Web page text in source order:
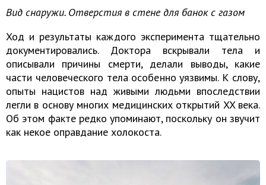
Вид снаружи. Отверстия в стене для банок с газом
Ход и результаты каждого эксперимента тщательно
документировались. Доктора вскрывали тела и
описывали причины смерти, делали выводы, какие
части человеческого тела особенно уязвимы. К слову,
опыты нацистов над живыми людьми впоследствии
легли в основу многих медицинских открытий XX века.
Об этом факте редко упоминают, поскольку он звучит
как некое оправдание холокоста.